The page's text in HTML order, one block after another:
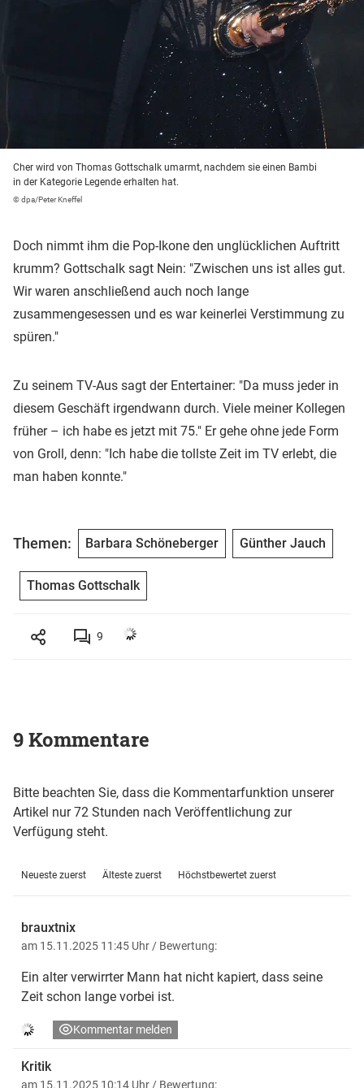
Cher wird von Thomas Gottschalk umarmt, nachdem sie einen Bambi
in der Kategorie Legende erhalten hat.
© dpa/Peter Kneffel
Doch nimmt ihm die Pop-Ikone den unglücklichen Auftritt
krumm? Gottschalk sagt Nein: "Zwischen uns ist alles gut.
Wir waren anschließend auch noch lange
zusammengesessen und es war keinerlei Verstimmung zu
spüren."
Zu seinem TV-Aus sagt der Entertainer: "Da muss jeder in
diesem Geschäft irgendwann durch. Viele meiner Kollegen
früher – ich habe es jetzt mit 75." Er gehe ohne jede Form
von Groll, denn: "Ich habe die tollste Zeit im TV erlebt, die
man haben konnte."
Themen: Barbara Schöneberger Günther Jauch
Thomas Gottschalk
9
9 Kommentare
Bitte beachten Sie, dass die Kommentarfunktion unserer
Artikel nur 72 Stunden nach Veröffentlichung zur
Verfügung steht.
Neueste zuerst Älteste zuerst Höchstbewertet zuerst
brauxtnix
am 15.11.2025 11:45 Uhr / Bewertung:
Ein alter verwirrter Mann hat nicht kapiert, dass seine
Zeit schon lange vorbei ist.
Kommentar melden
Kritik
am 15.11.2025 10:14 Uhr / Bewertung: